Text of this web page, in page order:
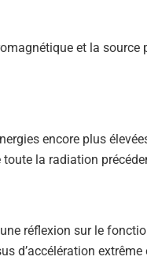
et la source
encore plus
la radiation
réflexion sur le
d’accélération